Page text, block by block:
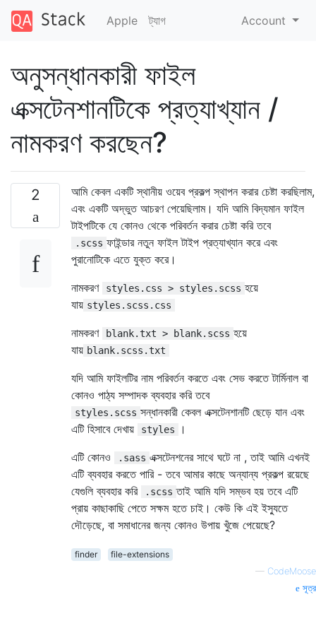
Apple ট্যাগ Account
অনুসন্ধানকারী ফাইল
এক্সটেনশানটিকে প্রত্যাখ্যান /
নামকরণ করছেন?
2
আমি কেবল একটি স্থানীয় ওয়েব প্রকল্প স্থাপন করার চেষ্টা করছিলাম,
এবং একটি অদ্ভুত আচরণ পেয়েছিলাম। যদি আমি বিদ্যমান ফাইল
টাইপটিকে যে কোনও থেকে পরিবর্তন করার চেষ্টা করি তবে
.scss ফাইন্ডার নতুন ফাইল টাইপ প্রত্যাখ্যান করে এবং
পুরানোটিকে এতে যুক্ত করে।
নামকরণ
styles.css > styles.scss হয়ে
যায় styles.scss.css
নামকরণ blank.txt > blank.scss হয়ে
যায় blank.scss.txt
যদি আমি ফাইলটির নাম পরিবর্তন করতে এবং সেভ করতে টার্মিনাল বা
কোনও পাঠ্য সম্পাদক ব্যবহার করি তবে
styles.scss সন্ধানকারী কেবল এক্সটেনশানটি ছেড়ে যান এবং
এটি হিসাবে দেখায়
styles
।
এটি কোনও
.sass এক্সটেনশনের সাথে ঘটে না , তাই আমি এখনই
এটি ব্যবহার করতে পারি - তবে আমার কাছে অন্যান্য প্রকল্প রয়েছে
যেগুলি ব্যবহার করি
.scss তাই আমি যদি সম্ভব হয় তবে এটি
প্রায় কাছাকাছি পেতে সক্ষম হতে চাই। কেউ কি এই ইস্যুতে
দৌড়েছে, বা সমাধানের জন্য কোনও উপায় খুঁজে পেয়েছে?
finder
file-extensions
— CodeMoose
সূত্র